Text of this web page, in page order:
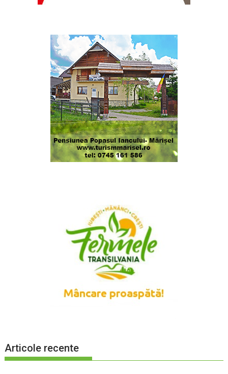
Articole recente